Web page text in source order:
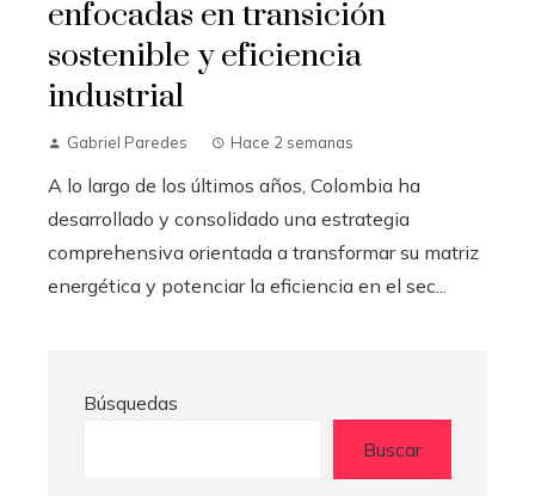
enfocadas en transición
sostenible y eficiencia
industrial
Gabriel Paredes Hace 2 semanas
A lo largo de los últimos años, Colombia ha
desarrollado y consolidado una estrategia
comprehensiva orientada a transformar su matriz
energética y potenciar la eficiencia en el sec...
Búsquedas
Buscar